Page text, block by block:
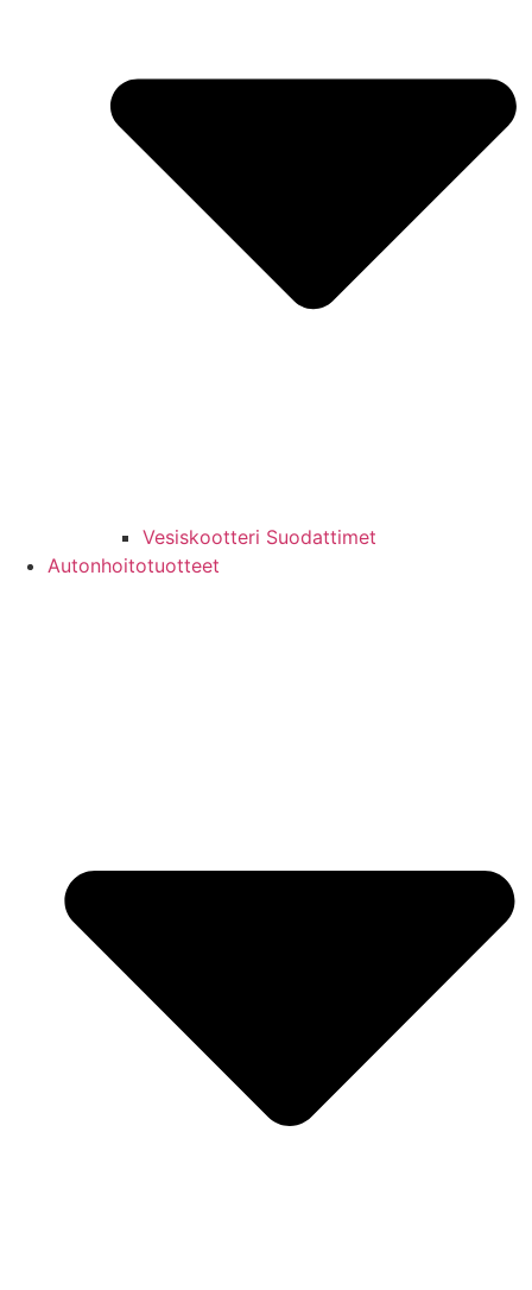
Vesiskootteri Suodattimet
Autonhoitotuotteet